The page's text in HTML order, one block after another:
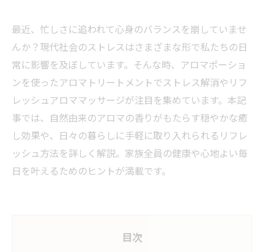
最近、忙しさに追われて心身のバランスを崩していませ
んか？現代社会のストレスはさまざまな形で私たちの日
常に影響を及ぼしています。そんな時、アロマポーショ
ンを使ったアロマトリートメントでストレス解消やリフ
レッシュアロママッサージが注目を集めています。本記
事では、自然由来のアロマの香りがもたらす穏やかな癒
し効果や、日々の暮らしに手軽に取り入れられるリフレ
ッシュ方法を詳しく解説。家族全員の健康や心地よい毎
日を叶えるためのヒントが満載です。
目次